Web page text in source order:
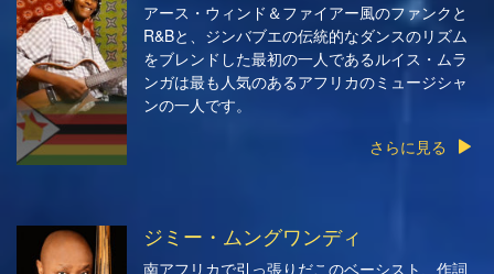
アース・ウィンド＆ファイアー風のファンクと
R&Bと、ジンバブエの伝統的なダンスのリズム
をブレンドした最初の一人であるルイス・ムラ
ンガは最も人気のあるアフリカのミュージシャ
ンの一人です。
さらに見る
ジミー・ムングワンディ
南アフリカで引っ張りだこのベーシスト、作詞